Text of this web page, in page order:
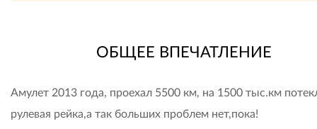
ОБЩЕЕ ВПЕЧАТЛЕНИЕ
Амулет 2013 года, проехал 5500 км, на 1500 тыс.км
рулевая рейка,а так больших проблем нет,пока!